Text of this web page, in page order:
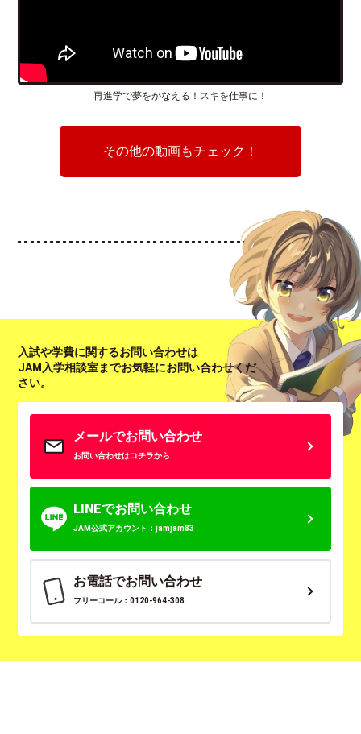
再進学で夢をかなえる！スキを仕事に！
その他の動画もチェック！
入試や学費に関するお問い合わせは
JAM入学相談室までお気軽にお問い合わせくだ
さい。
メールでお問い合わせ
お問い合わせはコチラから
LINEでお問い合わせ
JAM公式アカウント：jamjam83
お電話でお問い合わせ
フリーコール：0120-964-308